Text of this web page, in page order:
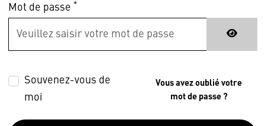
Mot de passe *
Souvenez-vous de
moi
Vous avez oublié votre
mot de passe ?